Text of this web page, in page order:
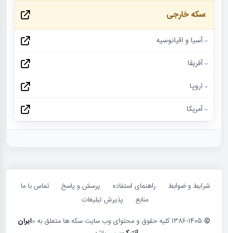
سکه خارجی
آسیا و اقیانوسیه
آفریقا
اروپا
آمریکا
شرایط و ضوابط راهنمای استفاده پرسش و پاسخ
تماس با ما
منابع
پذیرش تبلیغات
©
ایران